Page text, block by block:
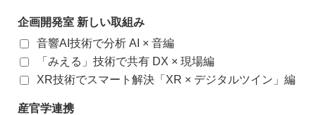
企画開発室 新しい取組み
音響AI技術で分析 AI × 音編
「みえる」技術で共有 DX × 現場編
XR技術でスマート解決「XR × デジタルツイン」編
産官学連携